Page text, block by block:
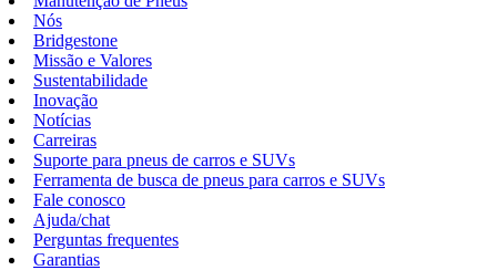
Nós
Bridgestone
Missão e Valores
Sustentabilidade
Inovação
Notícias
Carreiras
Suporte para pneus de carros e SUVs
Ferramenta de busca de pneus para carros e SUVs
Fale conosco
Ajuda/chat
Perguntas frequentes
Garantias